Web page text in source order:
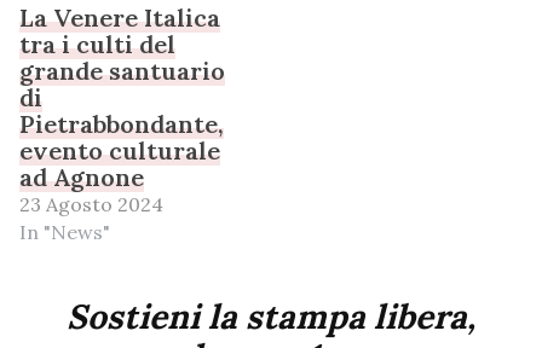
La Venere Italica
tra i culti del
grande santuario
di
Pietrabbondante,
evento culturale
ad Agnone
23 Agosto 2024
In "News"
Sostieni la stampa libera,